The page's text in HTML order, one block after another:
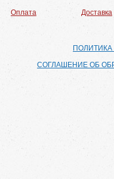
Оплата Доставка
СОГЛАШЕНИЕ ОБ